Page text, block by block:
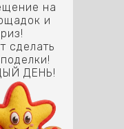
на
и
сделать
ДЕНЬ!